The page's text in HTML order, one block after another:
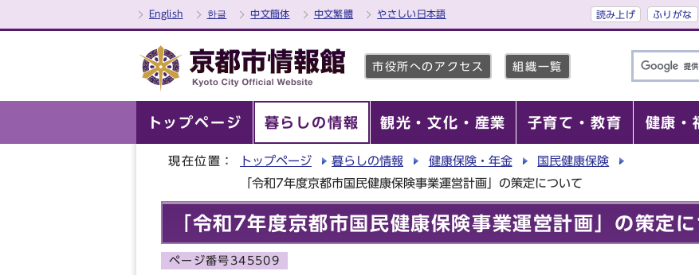
English 한글 中文簡体 中文繁體 やさしい日本語 読み上げ ふりがな
市役所へのアクセス 組織一覧
トップページ 暮らしの情報 観光・文化・産業 子育て・教育 健康・
現在位置： トップページ 暮らしの情報 健康保険・年金
国民健康保険
「令和7年度京都市国民健康保険事業運営計画」の策定について
「令和7年度京都市国民健康保険事業運営計画」の策定
ページ番号345509